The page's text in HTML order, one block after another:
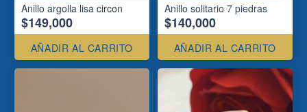
Anillo argolla lisa circon
$149,000
AÑADIR AL CARRITO
Anillo solitario 7 piedras
$140,000
AÑADIR AL CARRITO